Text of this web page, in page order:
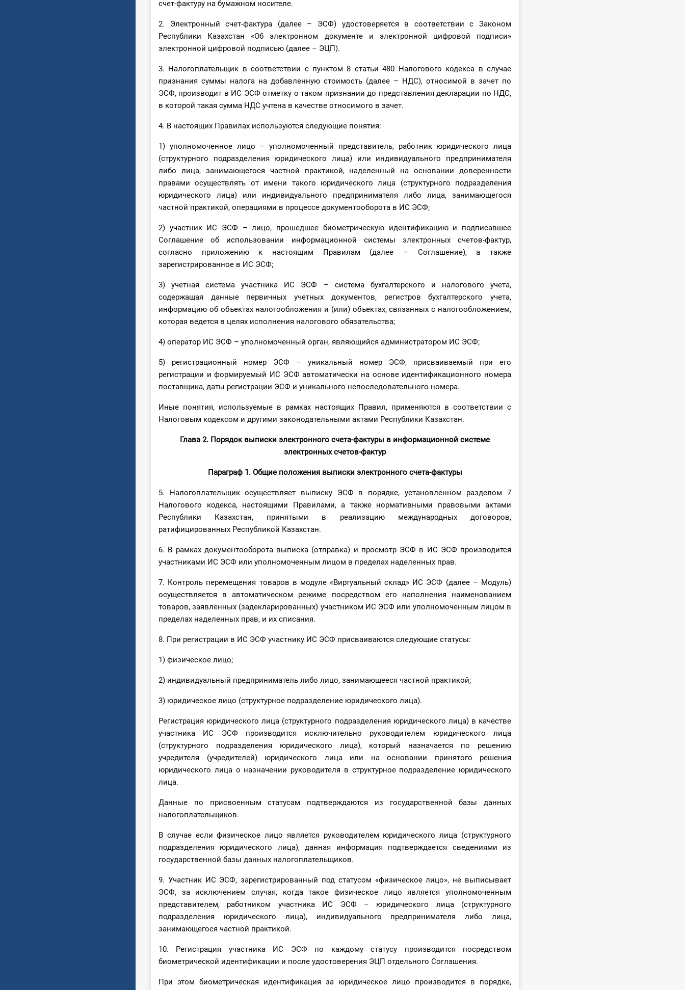
счет-фактуру на бумажном носителе.
2. Электронный счет-фактура (далее – ЭСФ) удостоверяется в соответствии с Законом
Республики Казахстан «Об электронном документе и электронной цифровой подписи»
электронной цифровой подписью (далее – ЭЦП).
3. Налогоплательщик в соответствии с пунктом 8 статьи 480 Налогового кодекса в случае
признания суммы налога на добавленную стоимость (далее – НДС), относимой в зачет по
ЭСФ, производит в ИС ЭСФ отметку о таком признании до представления декларации по НДС,
в которой такая сумма НДС учтена в качестве относимого в зачет.
4. В настоящих Правилах используются следующие понятия:
1) уполномоченное лицо – уполномоченный представитель, работник юридического лица
(структурного подразделения юридического лица) или индивидуального предпринимателя
либо лица, занимающегося частной практикой, наделенный на основании доверенности
правами осуществлять от имени такого юридического лица (структурного подразделения
юридического лица) или индивидуального предпринимателя либо лица, занимающегося
частной практикой, операциями в процессе документооборота в ИС ЭСФ;
2) участник ИС ЭСФ – лицо, прошедшее биометрическую идентификацию и подписавшее
Соглашение об использовании информационной системы электронных счетов-фактур,
согласно приложению к настоящим Правилам (далее – Соглашение), а также
зарегистрированное в ИС ЭСФ;
3) учетная система участника ИС ЭСФ – система бухгалтерского и налогового учета,
содержащая данные первичных учетных документов, регистров бухгалтерского учета,
информацию об объектах налогообложения и (или) объектах, связанных с налогообложением,
которая ведется в целях исполнения налогового обязательства;
4) оператор ИС ЭСФ – уполномоченный орган, являющийся администратором ИС ЭСФ;
5) регистрационный номер ЭСФ – уникальный номер ЭСФ, присваиваемый при его
регистрации и формируемый ИС ЭСФ автоматически на основе идентификационного номера
поставщика, даты регистрации ЭСФ и уникального непоследовательного номера.
Иные понятия, используемые в рамках настоящих Правил, применяются в соответствии с
Налоговым кодексом и другими законодательными актами Республики Казахстан.
Глава 2. Порядок выписки электронного счета-фактуры в информационной системе
электронных счетов-фактур
Параграф 1. Общие положения выписки электронного счета-фактуры
5. Налогоплательщик осуществляет выписку ЭСФ в порядке, установленном разделом 7
Налогового кодекса, настоящими Правилами, а также нормативными правовыми актами
Республики Казахстан, принятыми в реализацию международных договоров,
ратифицированных Республикой Казахстан.
6. В рамках документооборота выписка (отправка) и просмотр ЭСФ в ИС ЭСФ производится
участниками ИС ЭСФ или уполномоченным лицом в пределах наделенных прав.
7. Контроль перемещения товаров в модуле «Виртуальный склад» ИС ЭСФ (далее – Модуль)
осуществляется в автоматическом режиме посредством его наполнения наименованием
товаров, заявленных (задекларированных) участником ИС ЭСФ или уполномоченным лицом в
пределах наделенных прав, и их списания.
8. При регистрации в ИС ЭСФ участнику ИС ЭСФ присваиваются следующие статусы:
1) физическое лицо;
2) индивидуальный предприниматель либо лицо, занимающееся частной практикой;
3) юридическое лицо (структурное подразделение юридического лица).
Регистрация юридического лица (структурного подразделения юридического лица) в качестве
участника ИС ЭСФ производится исключительно руководителем юридического лица
(структурного подразделения юридического лица), который назначается по решению
учредителя (учредителей) юридического лица или на основании принятого решения
юридического лица о назначении руководителя в структурное подразделение юридического
лица.
Данные по присвоенным статусам подтверждаются из государственной базы данных
налогоплательщиков.
В случае если физическое лицо является руководителем юридического лица (структурного
подразделения юридического лица), данная информация подтверждается сведениями из
государственной базы данных налогоплательщиков.
9. Участник ИС ЭСФ, зарегистрированный под статусом «физическое лицо», не выписывает
ЭСФ, за исключением случая, когда такое физическое лицо является уполномоченным
представителем, работником участника ИС ЭСФ – юридического лица (структурного
подразделения юридического лица), индивидуального предпринимателя либо лица,
занимающегося частной практикой.
10. Регистрация участника ИС ЭСФ по каждому статусу производится посредством
биометрической идентификации и после удостоверения ЭЦП отдельного Соглашения.
При этом биометрическая идентификация за юридическое лицо производится в порядке,